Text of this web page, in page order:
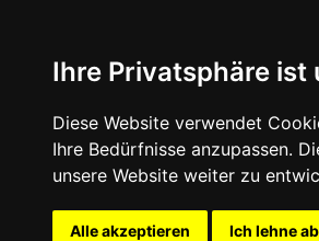
Ihre Privatsphäre ist
Diese Website verwendet
Ihre Bedürfnisse anzupassen.
unsere Website weiter zu
Alle akzeptieren Ich lehne ab